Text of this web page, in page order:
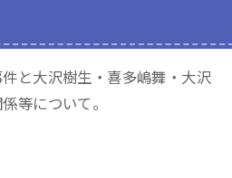
と大沢樹生・喜多嶋舞・大沢
等について。